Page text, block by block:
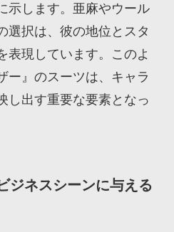
示します。亜麻やウール
選択は、彼の地位とスタ
表現しています。このよ
ー』のスーツは、キャラ
し出す重要な要素となっ
ジネスシーンに与える